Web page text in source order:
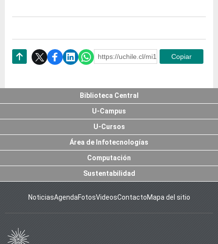
https://uchile.cl/mi174592Copiar
Biblioteca Central
U-Campus
U-Cursos
Área de Infotecnologías
Computación
Sustentabilidad
NoticiasAgendaFotosVideosContactoMapa del sitio